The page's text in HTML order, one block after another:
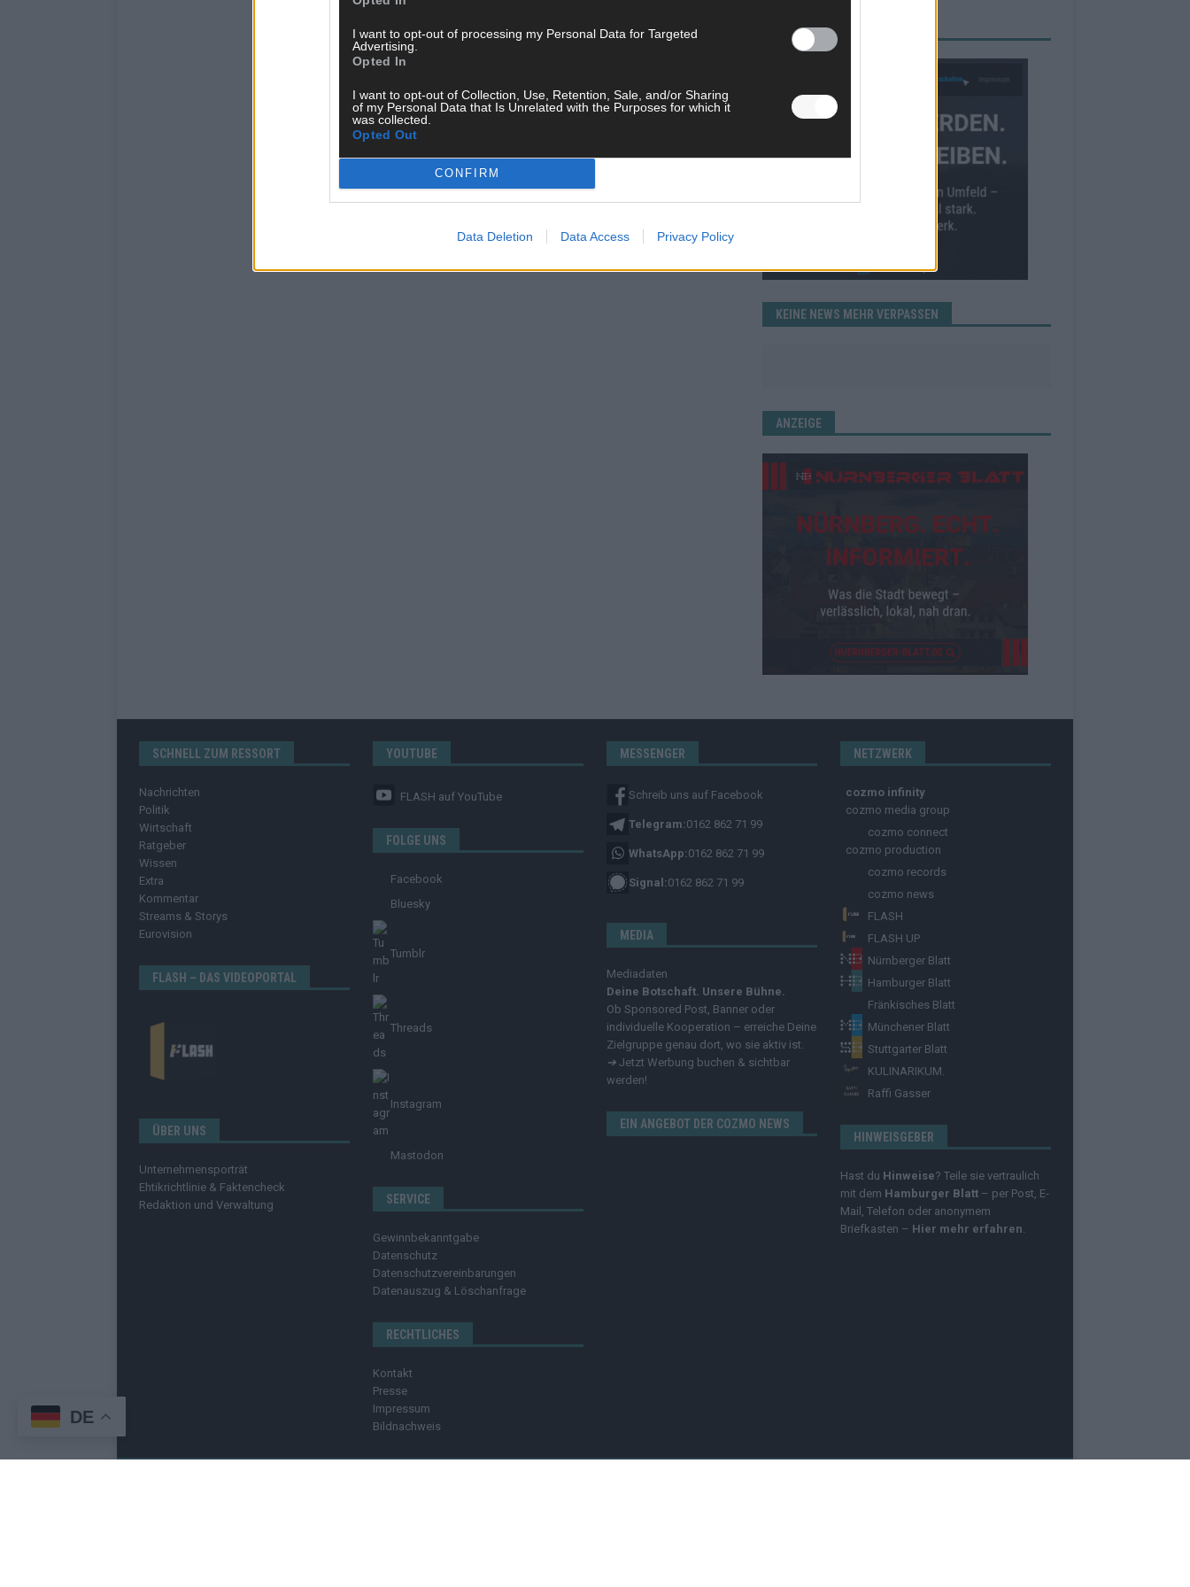
I want to opt-out of processing my Personal Data for Targeted
Advertising.
Opted In
I want to opt-out of Collection, Use, Retention, Sale, and/or Sharing
of my Personal Data that Is Unrelated with the Purposes for which it
was collected.
Opted Out
CONFIRM
Data Deletion Data Access Privacy Policy
WERBE BEI UNS!
KEINE NEWS MEHR VERPASSEN
ANZEIGE
SCHNELL ZUM RESSORT
Nachrichten
Politik
Wirtschaft
Ratgeber
Wissen
Extra
Kommentar
Streams & Storys
Eurovision
FLASH – DAS VIDEOPORTAL
ÜBER UNS
Unternehmensporträt
Ehtikrichtlinie & Faktencheck
Redaktion und Verwaltung
YOUTUBE
FLASH auf YouTube
FOLGE UNS
Facebook
Bluesky
Tumblr
Threads
Instagram
Mastodon
SERVICE
Gewinnbekanntgabe
Datenschutz
Datenschutzvereinbarungen
Datenauszug & Löschanfrage
RECHTLICHES
Kontakt
Presse
Impressum
Bildnachweis
MESSENGER
Schreib uns auf Facebook
Telegram:0162 862 71 99
WhatsApp:0162 862 71 99
Signal:0162 862 71 99
MEDIA
Mediadaten
Deine Botschaft. Unsere Bühne.
Ob Sponsored Post, Banner oder
individuelle Kooperation – erreiche Deine
Zielgruppe genau dort, wo sie aktiv ist.
➔ Jetzt Werbung buchen & sichtbar
werden!
EIN ANGEBOT DER COZMO NEWS
NETZWERK
cozmo infinity
cozmo media group
cozmo connect
cozmo production
cozmo records
cozmo news
FLASH
FLASH UP
Nürnberger Blatt
Hamburger Blatt
Fränkisches Blatt
Münchener Blatt
Stuttgarter Blatt
KULINARIKUM.
Raffi Gasser
HINWEISGEBER
Hast du Hinweise? Teile sie vertraulich
mit dem Hamburger Blatt – per Post, E-
Mail, Telefon oder anonymem
Briefkasten – Hier mehr erfahren.
DE